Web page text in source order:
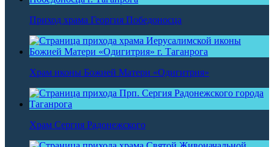
Приход храма Георгия Победоносца
Храм иконы Божией Матери «Одигитрия»
Храм Сергия Радонежского